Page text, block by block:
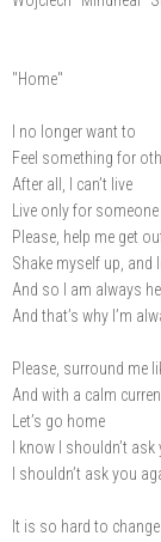
"Home"
I no longer want to
Feel something for
After all, I can’t live
Live only for someone
Please, help me get
Shake myself up, and
And so I am always
And that’s why I’m
Please, surround me
And with a calm
Let’s go home
I know I shouldn’t ask
I shouldn’t ask you
It is so hard to change